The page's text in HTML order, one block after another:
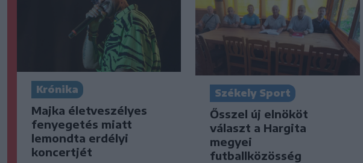
Krónika
Majka életveszélyes
fenyegetés miatt
lemondta erdélyi
koncertjét
Székely Sport
Ősszel új elnököt
választ a Hargita
megyei
futballközösség